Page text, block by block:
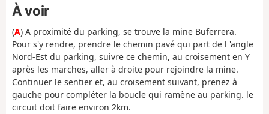
À voir
(A) A proximité du parking, se trouve la mine Buferrera.
Pour s'y rendre, prendre le chemin pavé qui part de l 'angle
Nord-Est du parking, suivre ce chemin, au croisement en Y
après les marches, aller à droite pour rejoindre la mine.
Continuer le sentier et, au croisement suivant, prenez à
gauche pour compléter la boucle qui ramène au parking. le
circuit doit faire environ 2km.